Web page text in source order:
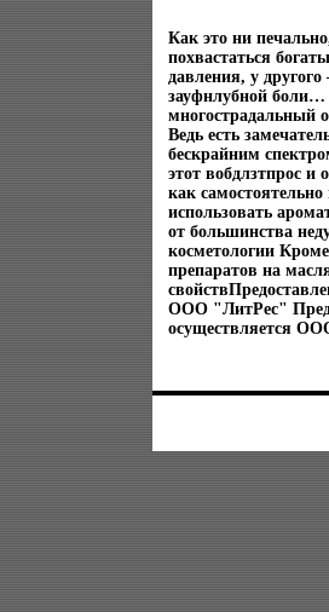
Как это ни
похвастаться
давления, у
зауфнлубной боли…
многострадальный
Ведь есть
бескрайним
этот вобдлзтпрос и
как
использовать
от большинства
косметологии
препаратов на
ООО "ЛитРес"
осуществляется